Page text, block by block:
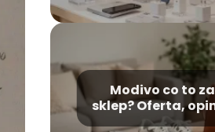
Modivo co to za
sklep? Oferta,
zwroty